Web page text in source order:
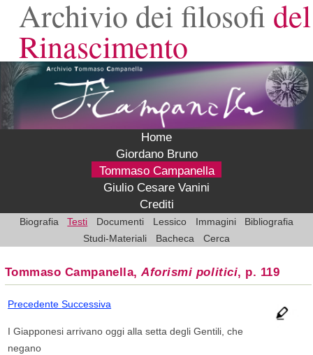
Archivio dei filosofi del
Rinascimento
Home
Giordano Bruno
Tommaso Campanella
Giulio Cesare Vanini
Crediti
Biografia Testi Documenti Lessico Immagini
Bibliografia
Studi-Materiali
Bacheca Cerca
Tommaso Campanella,Aforismi politici, p. 119
PrecedenteSuccessiva
I Giapponesi arrivano oggi alla setta degli Gentili, che
negano